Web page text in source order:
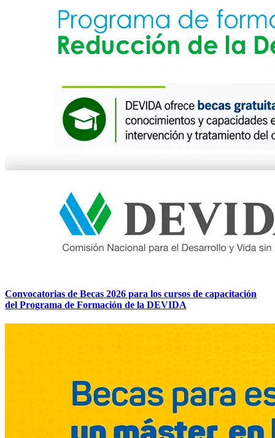
Convocatorias de Becas 2026 para los cursos de capacitación
del Programa de Formación de la DEVIDA